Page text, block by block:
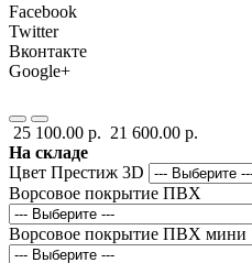
Facebook
Twitter
Вконтакте
Google+
25 100.00 р. 21 600.00 р.
На складе
Цвет Престиж 3D
Ворсовое покрытие ПВХ
Ворсовое покрытие ПВХ мини